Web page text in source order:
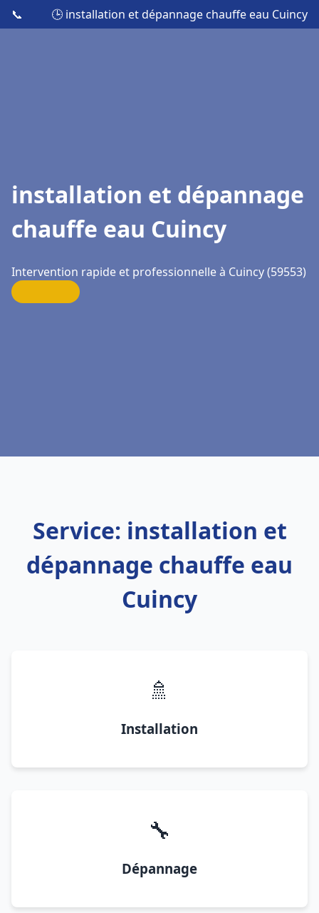
📞 🕒 installation et dépannage chauffe eau Cuincy
installation et dépannage
chauffe eau Cuincy
Intervention rapide et professionnelle à Cuincy (59553)
Service: installation et
dépannage chauffe eau
Cuincy
🚿
Installation
🔧
Dépannage